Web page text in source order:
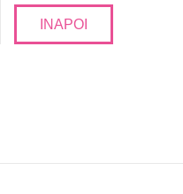
INAPOI